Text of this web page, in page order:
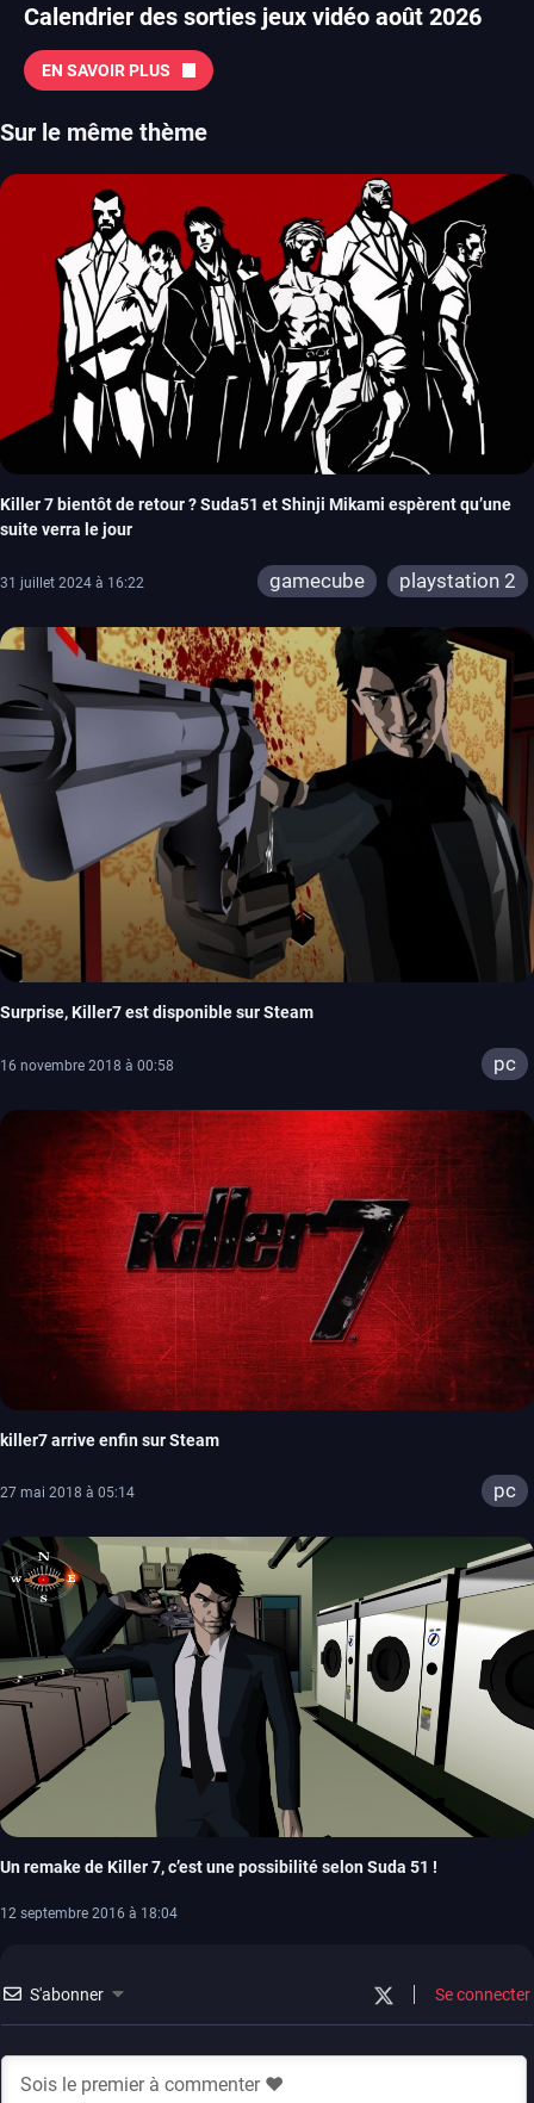
Calendrier des sorties jeux vidéo août 2026
EN SAVOIR PLUS
Sur le même thème
Killer 7 bientôt de retour ? Suda51 et Shinji Mikami espèrent qu’une
suite verra le jour
31 juillet 2024 à 16:22 gamecube playstation 2
Surprise, Killer7 est disponible sur Steam
16 novembre 2018 à 00:58 pc
killer7 arrive enfin sur Steam
27 mai 2018 à 05:14 pc
Un remake de Killer 7, c’est une possibilité selon Suda 51 !
12 septembre 2016 à 18:04
S'abonner Se connecter